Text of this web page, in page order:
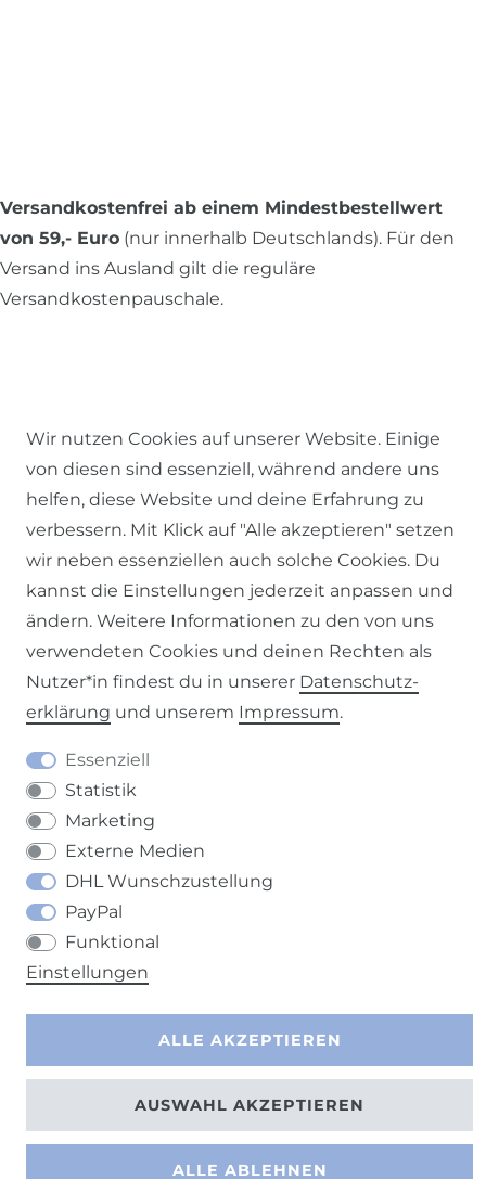
Versandkostenfrei ab einem Mindestbestellwert
von 59,- Euro (nur innerhalb Deutschlands). Für den
Versand ins Ausland gilt die reguläre
Versandkostenpauschale.
© 2026 SCHÖNER LEBEN.
Impressum Daten­schutz­erklärung AGB
Barrierefreiheitserklärung
VERTRAG WIDERRUFEN
Wir nutzen Cookies auf unserer Website. Einige
von diesen sind essenziell, während andere uns
helfen, diese Website und deine Erfahrung zu
verbessern. Mit Klick auf "Alle akzeptieren" setzen
wir neben essenziellen auch solche Cookies. Du
kannst die Einstellungen jederzeit anpassen und
ändern. Weitere Informationen zu den von uns
verwendeten Cookies und deinen Rechten als
Nutzer*in findest du in unserer Daten­schutz­
erklärung und unserem Impressum.
Essenziell
Statistik
Marketing
Externe Medien
DHL Wunschzustellung
PayPal
Funktional
Einstellungen
ALLE AKZEPTIEREN
ALLE ABLEHNEN
AUSWAHL AKZEPTIEREN